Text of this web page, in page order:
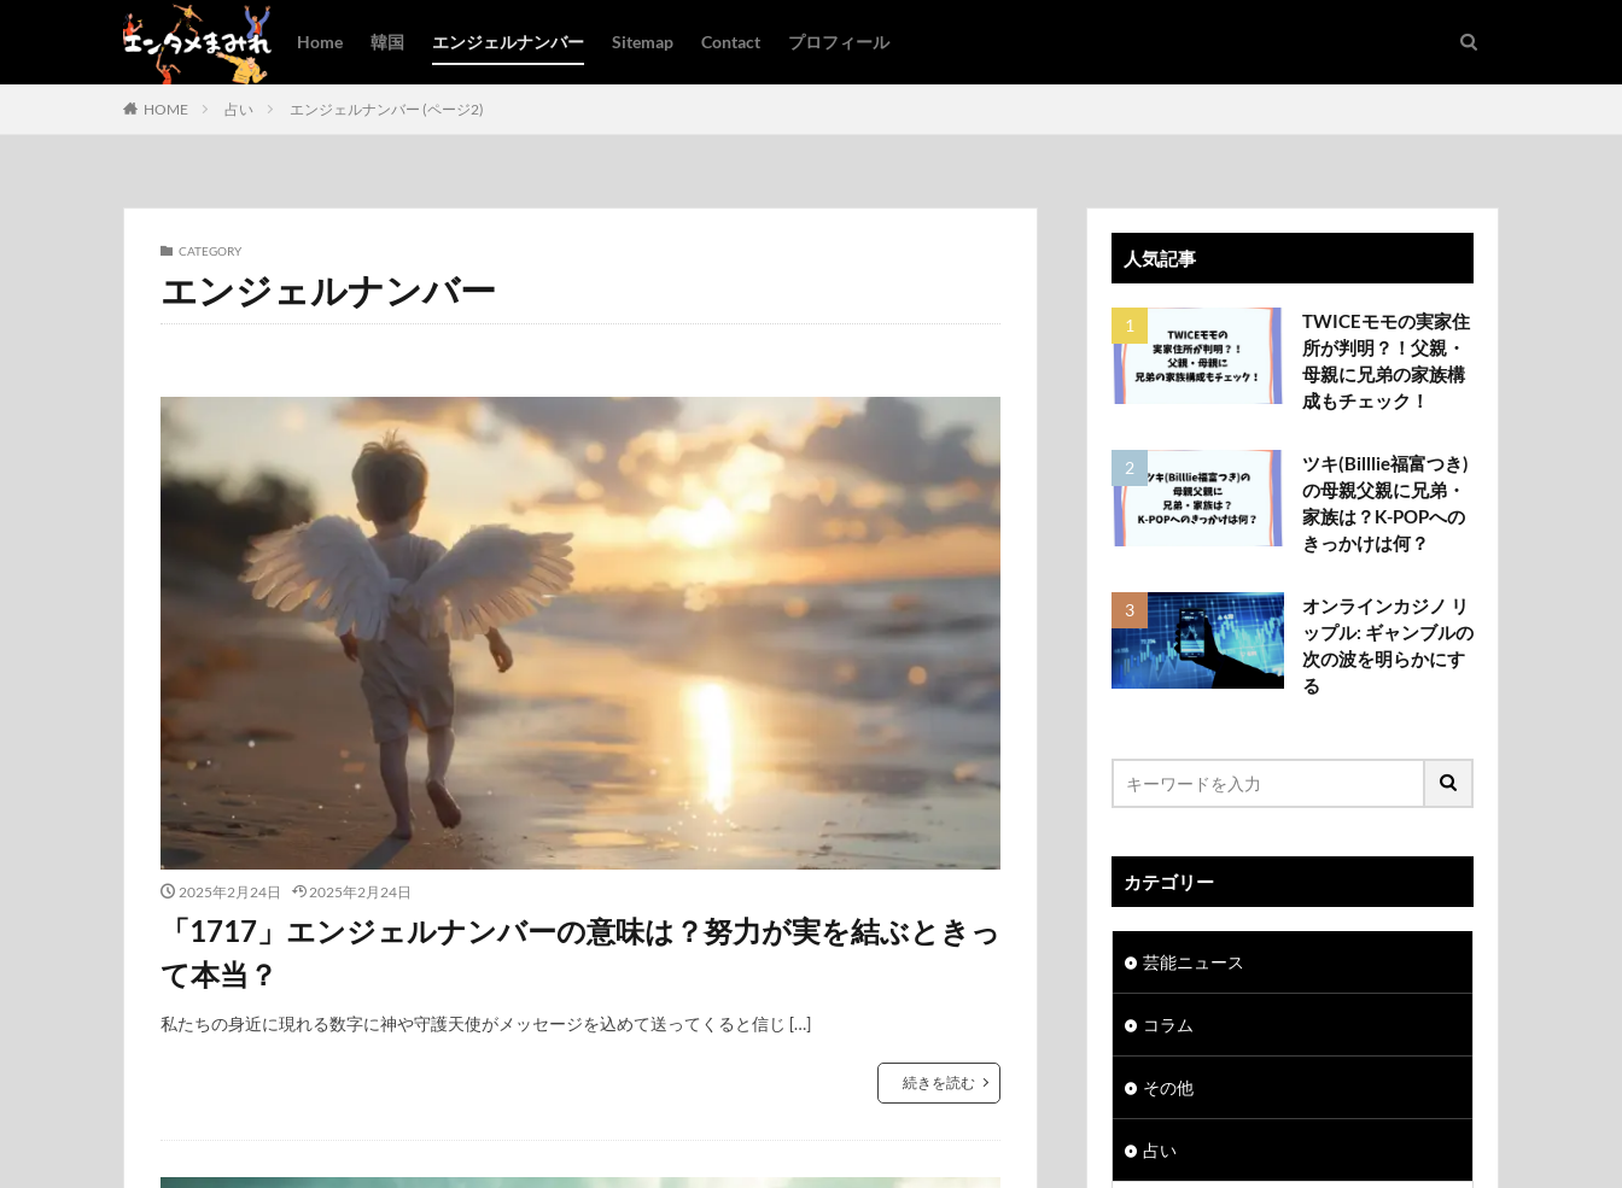
Home 韓国 エンジェルナンバー Sitemap Contact プロフィール
HOME 占い エンジェルナンバー (ページ2)
CATEGORY
エンジェルナンバー
2025年2月24日 2025年2月24日
「1717」エンジェルナンバーの意味は？努力が実を結ぶときっ
て本当？
私たちの身近に現れる数字に神や守護天使がメッセージを込めて送ってくると信じ […]
続きを読む
人気記事
TWICEモモの実家住
所が判明？！父親・
母親に兄弟の家族構
成もチェック！
ツキ(Billlie福富つき)
の母親父親に兄弟・
家族は？K-POPへの
きっかけは何？
オンラインカジノ リ
ップル: ギャンブルの
次の波を明らかにす
る
カテゴリー
芸能ニュース
コラム
その他
占い